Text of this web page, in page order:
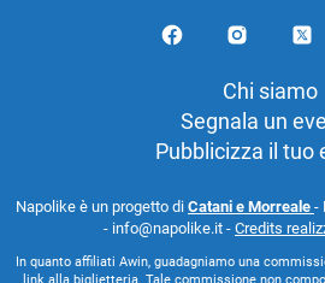
Chi siamo
Segnala un
Pubblicizza il tuo
Napolike è un progetto di Catani e Morreale -
- info@napolike.it - Credits
In quanto affiliati Awin, guadagniamo una